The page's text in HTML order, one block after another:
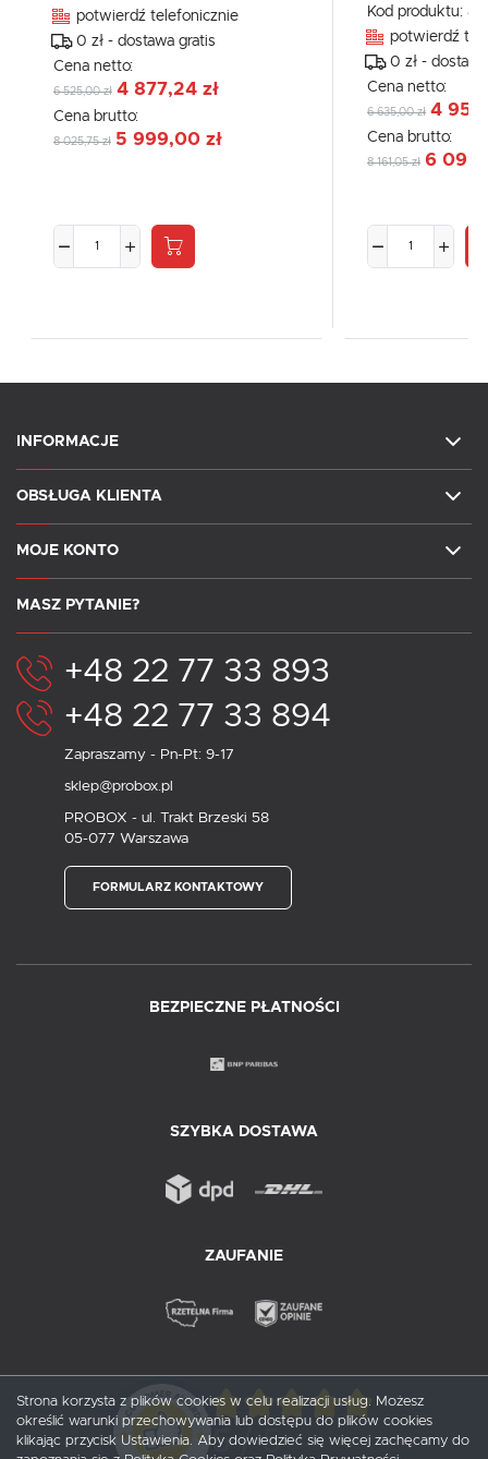
potwierdź telefonicznie
0 zł - dostawa gratis
Cena netto:
6 525,00 zł 4 877,24 zł
Cena brutto:
8 025,75 zł 5 999,00 zł
Kod produktu:
potwierdź
0 zł -
Cena netto:
6 635,00 zł 4
Cena brutto:
8 161,05 zł 6
INFORMACJE
OBSŁUGA KLIENTA
MOJE KONTO
MASZ PYTANIE?
+48 22 77 33 893
+48 22 77 33 894
Zapraszamy - Pn-Pt: 9-17
sklep@probox.pl
PROBOX - ul. Trakt Brzeski 58
05-077 Warszawa
FORMULARZ KONTAKTOWY
BEZPIECZNE PŁATNOŚCI
SZYBKA DOSTAWA
ZAUFANIE
5/ 5
Strona korzysta z plików cookies w celu realizacji usług. Możesz
określić warunki przechowywania lub dostępu do plików cookies
klikając przycisk Ustawienia. Aby dowiedzieć się więcej zachęcamy do